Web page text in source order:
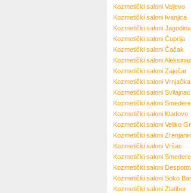
Kozmetički saloni Valjevo
Kozmetički saloni Ivanjica
Kozmetički saloni Jagodina
Kozmetički saloni Ćuprija
Kozmetički saloni Čačak
Kozmetički saloniAleksinac
Kozmetički saloni Zaječar
Kozmetički saloni
Kozmetički saloni Svilajnac
Kozmetički saloni
Kozmetički saloni Kladovo
Kozmetički saloni Veliko
Kozmetički saloni Zrenjanin
Kozmetički saloni Vršac
Kozmetički saloni
Kozmetički saloni
Kozmetički saloni Soko
Kozmetički saloni Zlatibor